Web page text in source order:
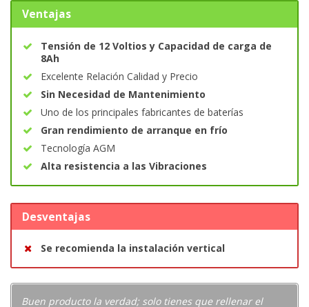
Ventajas
Tensión de 12 Voltios y Capacidad de carga de
8Ah
Excelente Relación Calidad y Precio
Sin Necesidad de Mantenimiento
Uno de los principales fabricantes de baterías
Gran rendimiento de arranque en frío
Tecnología AGM
Alta resistencia a las Vibraciones
Desventajas
Se recomienda la instalación vertical
Buen producto la verdad; solo tienes que rellenar el